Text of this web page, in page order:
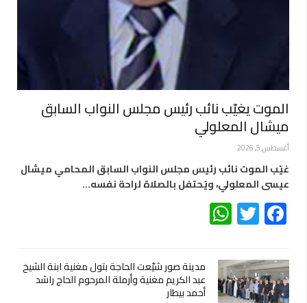
الموت يغيّب نائب رئيس مجلس النواب السابق
ميشال المعلولي
أغسطس 5, 2026
غيّب الموت نائب رئيس مجلس النواب السابق المحامي ميشال
عيسى المعلولي، ويُحتفل بالصلاة لراحة نفسه…
Facebook
Twitter
مدينة صور شيّعت الحاجة بتول مغنية ابنة الشيخ
عبد الكريم مغنية وأرملة المرحوم الحاج راشد
أحمد بيطار